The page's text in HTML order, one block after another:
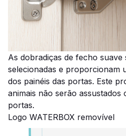
As dobradiças de fecho suave
selecionadas e proporcionam
dos painéis das portas. Este
animais não serão assustados
portas.
Logo WATERBOX removível